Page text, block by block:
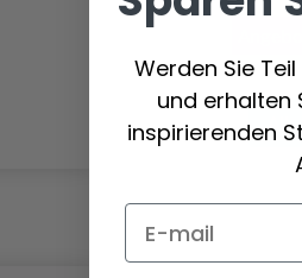
Werden Sie
und erhalten
inspirierenden